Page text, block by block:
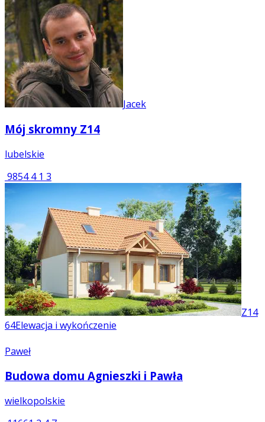
Jacek
Mój skromny Z14
lubelskie
985441 3
Z14
64Elewacja i wykończenie
Paweł
Budowa domu Agnieszki i Pawła
wielkopolskie